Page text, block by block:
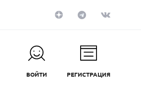
ВОЙТИ РЕГИСТРАЦИЯ